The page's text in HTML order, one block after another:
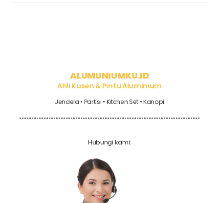
ALUMUNIUMKU.ID
Ahli Kusen & Pintu Aluminium
Jendela • Partisi • Kitchen Set • Kanopi
Hubungi kami: